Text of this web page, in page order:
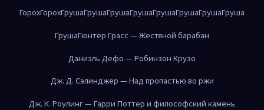
ГорохГорохГрушаГрушаГрушаГрушаГрушаГрушаГрушаГруша
ГрушаГюнтер Грасс — Жестяной барабан
Даниэль Дефо — Робинзон Крузо
Дж. Д. Сэлинджер — Над пропастью во ржи
Дж. К. Роулинг — Гарри Поттер и философский камень